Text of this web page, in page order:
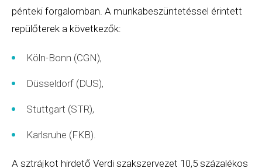
pénteki forgalomban. A munkabeszüntetéssel érintett
repülőterek a következők:
Köln-Bonn (CGN),
Düsseldorf (DUS),
Stuttgart (STR),
Karlsruhe (FKB).
A sztrájkot hirdető Verdi szakszervezet 10,5 százalékos